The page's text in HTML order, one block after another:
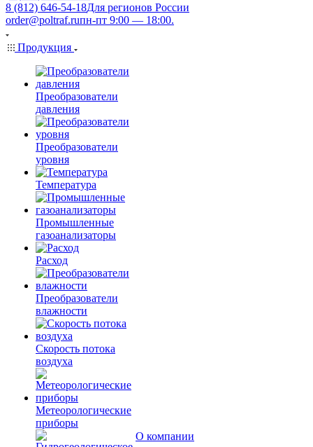
8 (812) 646-54-18Для регионов России
order@poltraf.ruпн-пт 9:00 — 18:00.
Продукция
Преобразователи
давления
Преобразователи
уровня
Температура
Промышленные
газоанализаторы
Расход
Преобразователи
влажности
Скорость потока
воздуха
Метеорологические
приборы
О компании